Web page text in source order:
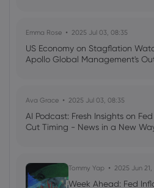
Emma Rose 2025 Jul 03, 08:35
US Economy on Stagflation
Apollo Global Management's
Ava Grace 2025 Jul 03, 08:35
AI Podcast: Fresh Insights on
Cut Timing - News in a New
Tommy Yap 2025 Jun 21,
Week Ahead: Fed